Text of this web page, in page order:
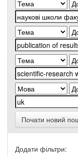
Почати новий
Додати фільтри: